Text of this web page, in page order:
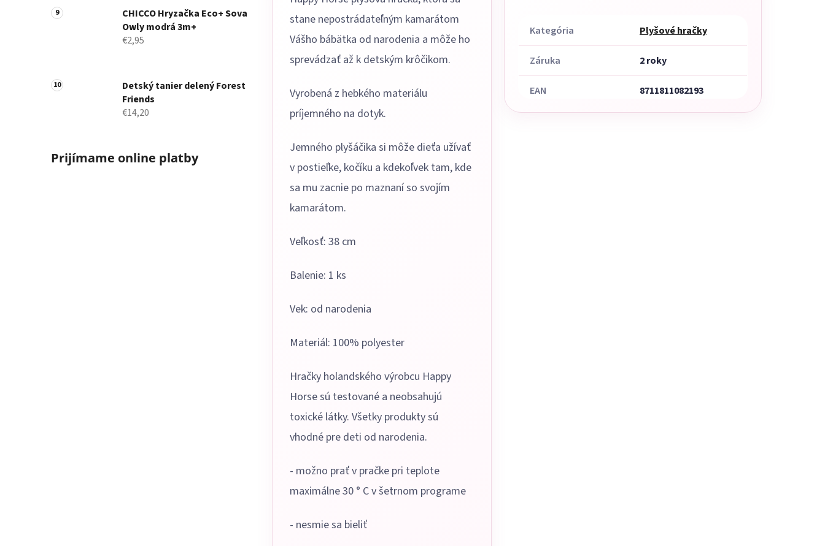
CHICCO Hryzačka Eco+ Sova
Owly modrá 3m+
€2,95
Detský tanier delený Forest
Friends
€14,20
Prijímame online platby
stane nepostrádateľným kamarátom
Vášho bábätka od narodenia a môže ho
sprevádzať až k detským krôčikom.
Vyrobená z hebkého materiálu
príjemného na dotyk.
Jemného plyšáčika si môže dieťa užívať
v postieľke, kočíku a kdekoľvek tam, kde
sa mu zacnie po maznaní so svojím
kamarátom.
Veľkosť: 38 cm
Balenie: 1 ks
Vek: od narodenia
Materiál: 100% polyester
Hračky holandského výrobcu Happy
Horse sú testované a neobsahujú
toxické látky. Všetky produkty sú
vhodné pre deti od narodenia.
- možno prať v pračke pri teplote
maximálne 30 ° C v šetrnom programe
- nesmie sa bieliť
Kategória Plyšové hračky
Záruka 2 roky
EAN 8711811082193